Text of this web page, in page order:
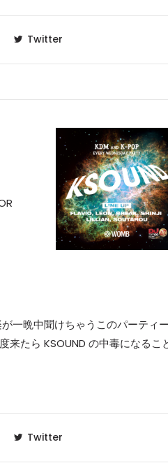
Twitter
一晩中聞けちゃうこのパーティ
来たら KSOUND の中毒になるこ
Twitter